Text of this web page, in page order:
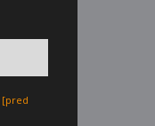
[pred